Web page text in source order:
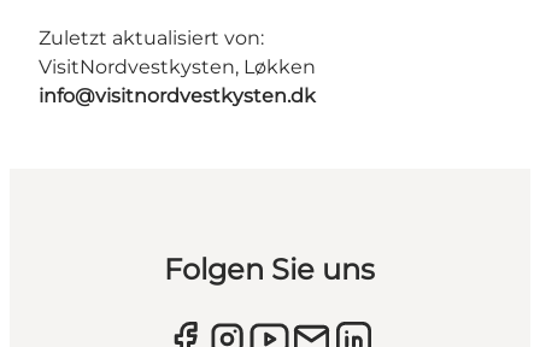
Zuletzt aktualisiert von:
VisitNordvestkysten, Løkken
info@visitnordvestkysten.dk
Folgen Sie uns